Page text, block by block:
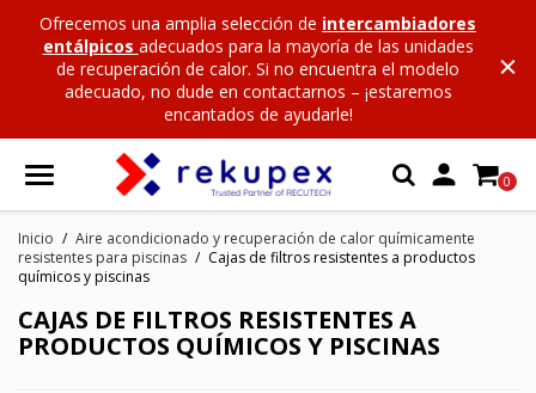
Ofrecemos una amplia selección de intercambiadores
entálpicos adecuados para la mayoría de las unidades
de recuperación de calor. Si no encuentra el modelo
adecuado, no dude en contactarnos – ¡estaremos
encantados de ayudarle!
 0
Inicio
Aire acondicionado y recuperación de calor químicamente
resistentes para piscinas
Cajas de filtros resistentes a productos
químicos y piscinas
CAJAS DE FILTROS RESISTENTES A
PRODUCTOS QUÍMICOS Y PISCINAS